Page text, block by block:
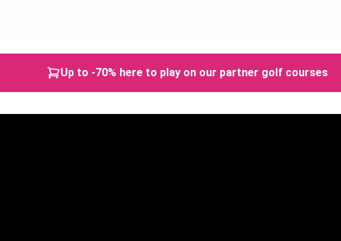
Up to -70% here to play on our partner golf courses